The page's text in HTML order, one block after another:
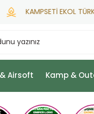
KAMPSETİ EKOL TÜRKİYE
& Airsoft Kamp &